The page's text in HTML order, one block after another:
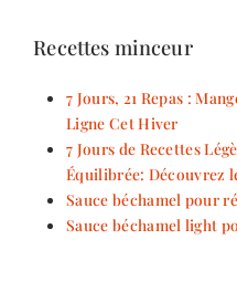
Recettes minceur
7 Jours, 21 Repas :
Ligne Cet Hiver
7 Jours de Recettes
Équilibrée: Découvrez
Sauce béchamel pour
Sauce béchamel light